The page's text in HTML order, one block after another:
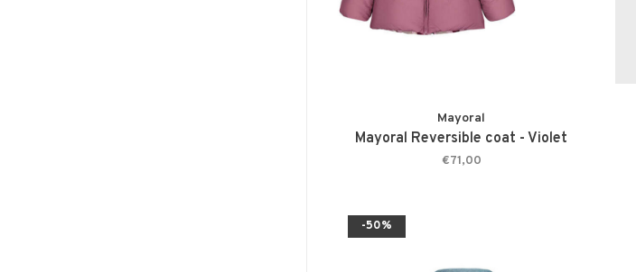
Mayoral
Mayoral Reversible coat - Violet
€71,00
-50%